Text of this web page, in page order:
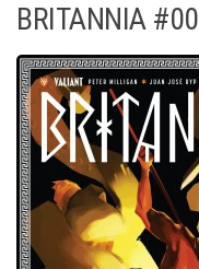
BRITANNIA